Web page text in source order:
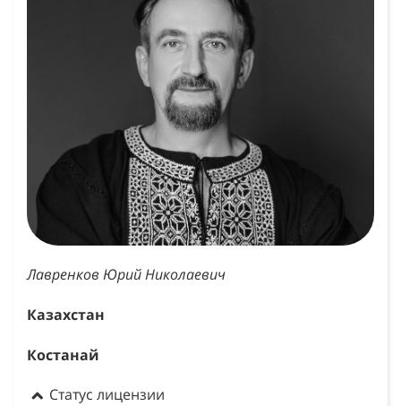
Лавренков Юрий Николаевич
Казахстан
Костанай
Статус лицензии